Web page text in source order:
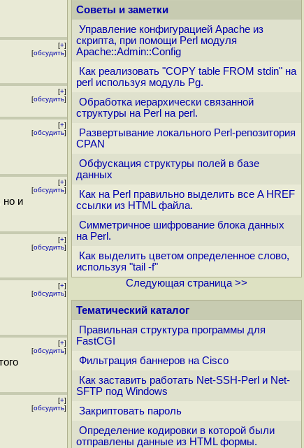
[+]
[обсудить]
[+]
[обсудить]
[+]
[обсудить]
[+]
[обсудить]
но и
[+]
[обсудить]
[+]
[обсудить]
[+]
[обсудить]
[+]
[обсудить]
Советы и заметки
Управление конфигурацией Apache из
скрипта, при помощи Perl модуля
Apache::Admin::Config
Как реализовать "COPY table FROM stdin" на
perl используя модуль Pg.
Обработка иерархически связанной
структуры на Perl на perl.
Развертывание локального Perl-репозитория
CPAN
Обфускация структуры полей в базе
данных
Как на Perl правильно выделить все A HREF
ссылки из HTML файла.
Симметричное шифрование блока данных
на Perl.
Как выделить цветом определенное слово,
используя "tail -f"
Следующая страница >>
Тематический каталог
Правильная структура программы для
FastCGI
Фильтрация баннеров на Cisco
Как заставить работать Net-SSH-Perl и Net-
SFTP под Windows
Закриптовать пароль
Определение кодировки в которой были
отправлены данные из HTML формы.